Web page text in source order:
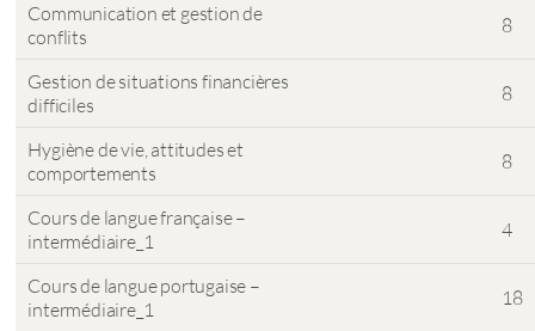
Communication et gestion de
conflits
8
Gestion de situations financières
difficiles
8
Hygiène de vie, attitudes et
comportements
8
Cours de langue française –
intermédiaire_1
4
Cours de langue portugaise –
intermédiaire_1
18